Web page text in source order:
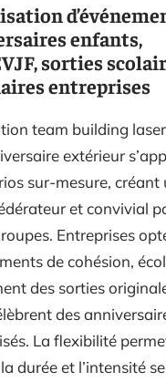
enfants,
sorties
entreprises
team building
extérieur
sur-mesure, créant
et convivial
Entreprises
de cohésion,
des sorties
des
La flexibilité
durée et l’intensité